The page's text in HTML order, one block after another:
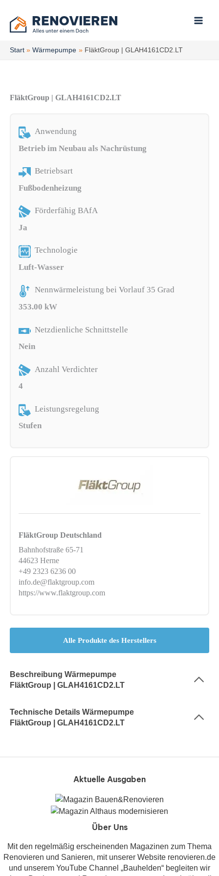
Inhalt
springen
Start Wärmepumpe FläktGroup | GLAH4161CD2.LT
FläktGroup | GLAH4161CD2.LT
Anwendung
Betrieb im Neubau als Nachrüstung
Betriebsart
Fußbodenheizung
Förderfähig BAfA
Ja
Technologie
Luft-Wasser
Nennwärmeleistung bei Vorlauf 35 Grad
353.00 kW
Netzdienliche Schnittstelle
Nein
Anzahl Verdichter
4
Leistungsregelung
Stufen
FläktGroup Deutschland
Bahnhofstraße 65-71
44623 Herne
+49 2323 6236 00
info.de@flaktgroup.com
https://www.flaktgroup.com
Alle Produkte des Herstellers
Beschreibung Wärmepumpe
FläktGroup | GLAH4161CD2.LT
Technische Details Wärmepumpe
FläktGroup | GLAH4161CD2.LT
Aktuelle Ausgaben
Über Uns
Mit den regelmäßig erscheinenden Magazinen zum Thema
Renovieren und Sanieren, mit unserer Website renovieren.de
und unserem YouTube Channel „Bauhelden“ begleiten wir